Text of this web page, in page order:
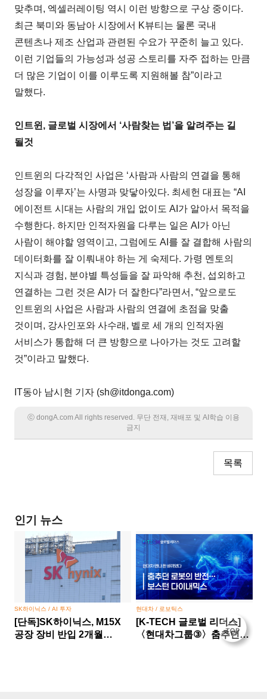
맞추며, 엑셀러레이팅 역시 이런 방향으로 구상 중이다.
최근 북미와 동남아 시장에서 K뷰티는 물론 국내
콘텐츠나 제조 산업과 관련된 수요가 꾸준히 늘고 있다.
이런 기업들의 가능성과 성공 스토리를 자주 접하는 만큼
더 많은 기업이 이를 이루도록 지원해볼 참”이라고
말했다.
인트윈, 글로벌 시장에서 ‘사람찾는 법’을 알려주는 길
될것
인트윈의 다각적인 사업은 ‘사람과 사람의 연결을 통해
성장을 이루자’는 사명과 맞닿아있다. 최세헌 대표는 “AI
에이전트 시대는 사람의 개입 없이도 AI가 알아서 목적을
수행한다. 하지만 인적자원을 다루는 일은 AI가 아닌
사람이 해야할 영역이고, 그럼에도 AI를 잘 결합해 사람의
데이터화를 잘 이뤄내야 하는 게 숙제다. 가령 멘토의
지식과 경험, 분야별 특성들을 잘 파악해 추천, 섭외하고
연결하는 그런 것은 AI가 더 잘한다”라면서, “앞으로도
인트윈의 사업은 사람과 사람의 연결에 초점을 맞출
것이며, 강사인포와 사수래, 벨로 세 개의 인적자원
서비스가 통합해 더 큰 방향으로 나아가는 것도 고려할
것”이라고 말했다.
IT동아 남시현 기자 (sh@itdonga.com)
ⓒ dongA.com All rights reserved. 무단 전재, 재배포 및 AI학습 이용
금지
목록
인기 뉴스
SK하이닉스 / AI 투자
[단독]SK하이닉스, M15X
공장 장비 반입 2개월
현대차 / 로보틱스
[K-TECH 글로벌 리더스]
〈현대차그룹③〉춤추던